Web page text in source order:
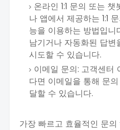
온라인 1:1 문의 또는
나 앱에서 제공하는 1:1
능을 이용하는 방법입니
남기거나 자동화된 답
시도할 수 있습니다.
이메일 문의: 고객센터
다면 이메일을 통해 문
달할 수 있습니다.
가장 빠르고 효율적인 문